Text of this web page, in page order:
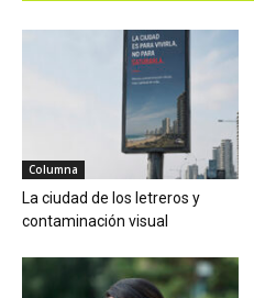
Columna
La ciudad de los letreros y
contaminación visual